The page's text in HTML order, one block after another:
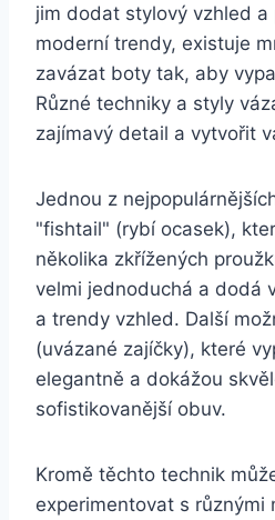
jim‌ dodat stylový vzhled a
moderní trendy, existuje
zavázat boty tak, aby
Různé techniky a styly
zajímavý detail a⁣ vytvořit
Jednou z
"fishtail" (rybí ocasek),
několika zkřížených
velmi jednoduchá ‍a dodá
a trendy vzhled. Další
(uvázané zajíčky), které
elegantně a dokážou
sofistikovanější obuv.
Kromě těchto‍ technik
experimentovat s různými